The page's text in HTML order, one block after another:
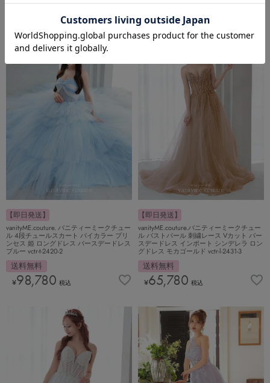
98,780 98,780
【即日発送】
vanityME.couture. バニティーミークチュー
ル 4段チュールスカート バイカラー プリ
ンセス 姫 ロングドレス バースデードレス
ブルー vctr-t-2420-2
送料無料
¥98,780 税込
【即日発送】
vanityME.couture.バニティーミークチュー
ル バストパール 刺繍レース Vカット バー
スデードレス インポート シンデレラ ロン
グドレス モカゴールド vctr-l-2431-3
送料無料
¥65,780 税込